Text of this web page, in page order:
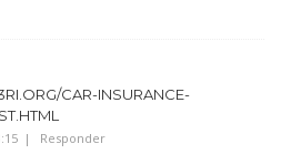
CAR-INSURANCE-
Responder